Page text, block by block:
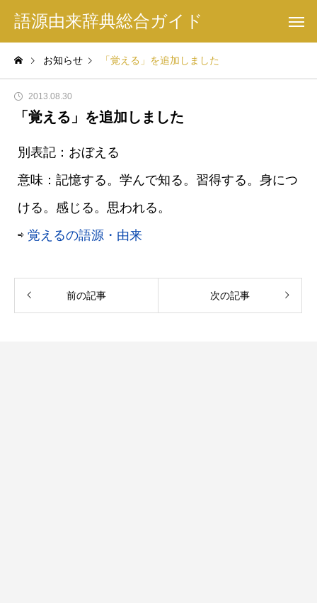
語源由来辞典総合ガイド
お知らせ 「覚える」を追加しました
2013.08.30
「覚える」を追加しました
別表記：おぼえる
意味：記憶する。学んで知る。習得する。身につ
ける。感じる。思われる。
⇨ 覚えるの語源・由来
前の記事 次の記事